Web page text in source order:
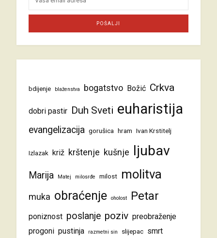
bdijenje blaženstva bogatstvo Božić Crkva
dobri pastir Duh Sveti euharistija
evangelizacija gorušica hram Ivan Krstitelj
Izlazak križ krštenje kušnje ljubav
Marija Matej milosrđe milost molitva
muka obraćenje oholost Petar
poniznost poslanje poziv preobraženje
progoni pustinja razmetni sin slijepac smrt